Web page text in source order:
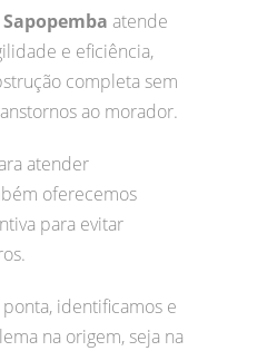
atende
e eficiência,
completa sem
ao morador.
atender
oferecemos
para evitar
identificamos e
na origem, seja na